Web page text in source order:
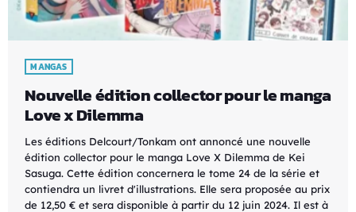
MANGAS
Nouvelle édition collector pour le manga
Love x Dilemma
Les éditions Delcourt/Tonkam ont annoncé une nouvelle
édition collector pour le manga Love X Dilemma de Kei
Sasuga. Cette édition concernera le tome 24 de la série et
contiendra un livret d'illustrations. Elle sera proposée au prix
de 12,50 € et sera disponible à partir du 12 juin 2024. Il est à